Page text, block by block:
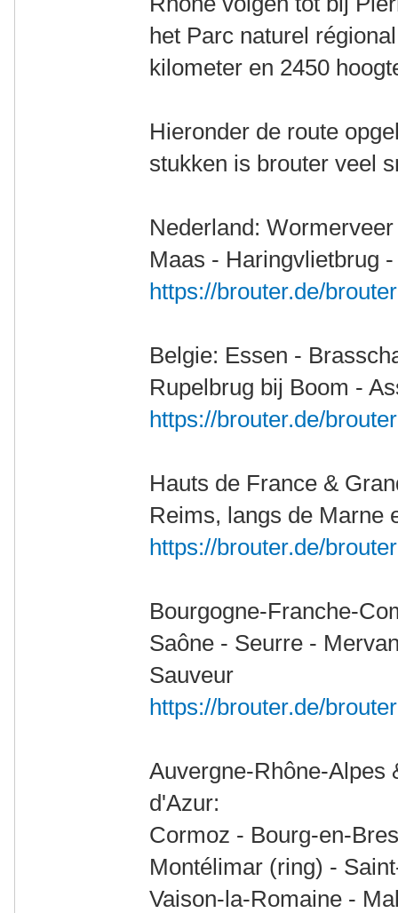
het Parc naturel
kilometer en 2450
Hieronder de route
stukken is brouter veel
Nederland:
Maas - Haringvlietbrug
https://brouter.de/
Belgie: Essen -
Rupelbrug bij Boom -
https://brouter.de/
Hauts de France &
Reims, langs de Marne
https://brouter.de/
Bourgogne-Franche-
Saône - Seurre -
Sauveur
https://brouter.de/
Auvergne-Rhône-Alpes
d'Azur:
Cormoz - Bourg-en-
Montélimar (ring) -
Vaison-la-Romaine -